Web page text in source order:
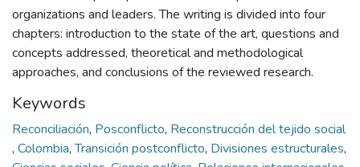
organizations and leaders. The writing is divided into four
chapters: introduction to the state of the art, questions and
concepts addressed, theoretical and methodological
approaches, and conclusions of the reviewed research.
Keywords
Reconciliación, Posconflicto, Reconstrucción del tejido social
, Colombia,Transición postconflicto, Divisiones estructurales,